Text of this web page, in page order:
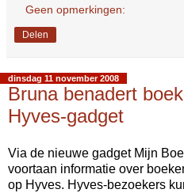
Geen opmerkingen:
Delen
dinsdag 11 november 2008
Bruna benadert
Hyves-gadget
Via de nieuwe gadget Mijn
voortaan informatie over
op Hyves. Hyves-bezoekers